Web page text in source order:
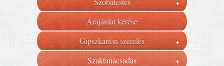
+
Árajánlat kérése
Gipszkarton szerelés
+
Szaktanácsadás +